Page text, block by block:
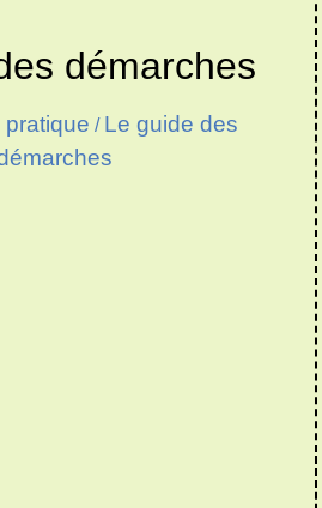
démarches
pratique / Le guide des